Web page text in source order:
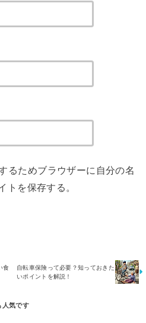
るためブラウザーに自分の名
トを保存する。
食
自転車保険って必要？知っておきた
いポイントを解説！